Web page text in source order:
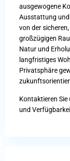
ausgewogene
Ausstattung
von der
großzügigen
Natur und
langfristiges
Privatsphäre
Kontaktieren Sie
und